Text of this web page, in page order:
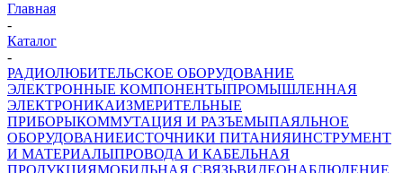
Главная
-
Каталог
-
РАДИОЛЮБИТЕЛЬСКОЕ ОБОРУДОВАНИЕ
ЭЛЕКТРОННЫЕ КОМПОНЕНТЫПРОМЫШЛЕННАЯ
ЭЛЕКТРОНИКАИЗМЕРИТЕЛЬНЫЕ
ПРИБОРЫКОММУТАЦИЯ И РАЗЪЕМЫПАЯЛЬНОЕ
ОБОРУДОВАНИЕИСТОЧНИКИ ПИТАНИЯИНСТРУМЕНТ
И МАТЕРИАЛЫПРОВОДА И КАБЕЛЬНАЯ
ПРОДУКЦИЯМОБИЛЬНАЯ СВЯЗЬВИДЕОНАБЛЮДЕНИЕ